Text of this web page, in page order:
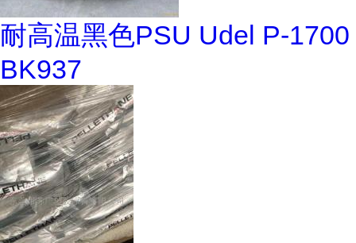
耐高温黑色PSU Udel P-1700
BK937